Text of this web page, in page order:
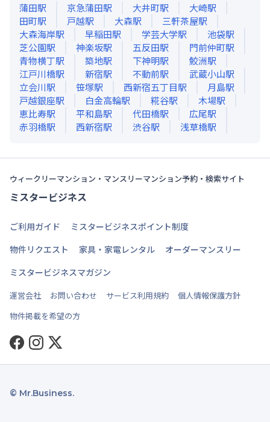
蒲田駅 京急蒲田駅 大井町駅 大崎駅
田町駅 戸越駅 大森駅 三軒茶屋駅
大森海岸駅 早稲田駅 学芸大学駅 池袋駅
芝公園駅 神楽坂駅 五反田駅 門前仲町駅
青物横丁駅 築地駅 下神明駅 鮫洲駅
江戸川橋駅 新宿駅 不動前駅 武蔵小山駅
立会川駅 笹塚駅 西新宿五丁目駅 月島駅
戸越銀座駅 白金高輪駅 糀谷駅 木場駅
恵比寿駅 平和島駅 代田橋駅 広尾駅
赤羽橋駅 西新宿駅 渋谷駅 浅草橋駅
ウィークリーマンション・マンスリーマンション予約・検索サイト
ミスタービジネス
ご利用ガイド
ミスタービジネスポイント制度
物件リクエスト
家具・家電レンタル
オーダーマンスリー
ミスタービジネスマガジン
運営会社 お問い合わせ サービス利用規約
個人情報保護方針
物件掲載を希望の方
Facebook
Instagram
Twitter
© Mr.Business.